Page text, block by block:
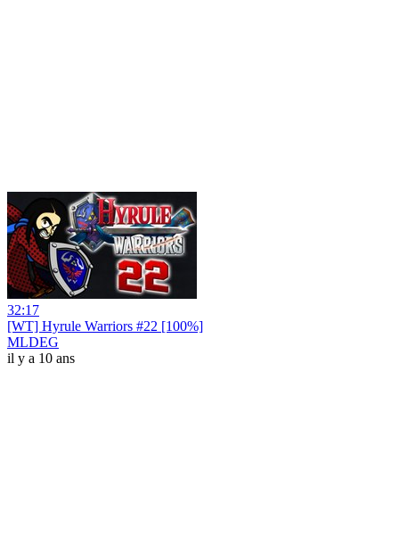
32:17
[WT] Hyrule Warriors #22 [100%]
MLDEG
il y a 10 ans